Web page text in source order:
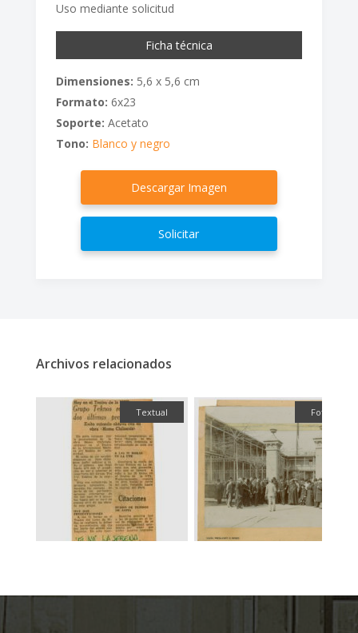
Uso mediante solicitud
Ficha técnica
Dimensiones: 5,6 x 5,6 cm
Formato: 6x23
Soporte: Acetato
Tono: Blanco y negro
Descargar Imagen
Solicitar
Archivos relacionados
Textual Fotografía